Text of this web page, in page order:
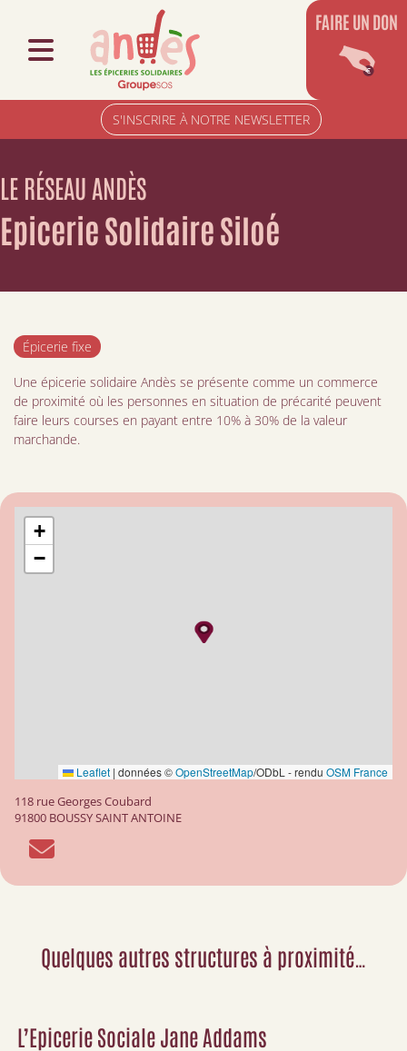
S'INSCRIRE À NOTRE NEWSLETTER
FAIRE UN DON
LE RÉSEAU ANDÈS
Epicerie Solidaire Siloé
Épicerie fixe
Une épicerie solidaire Andès se présente comme un commerce
de proximité où les personnes en situation de précarité peuvent
faire leurs courses en payant entre 10% à 30% de la valeur
marchande.
+
−
Leaflet | données ©OpenStreetMap/ODbL - rendu OSM France
118 rue Georges Coubard
91800 BOUSSY SAINT ANTOINE
Quelques autres structures à proximité…
L’Epicerie Sociale Jane Addams